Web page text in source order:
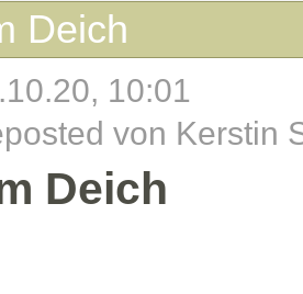
Deich
10:01
von Kerstin
Deich